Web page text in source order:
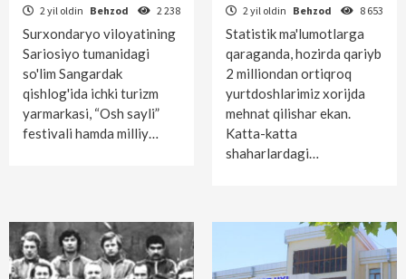
2 yil oldin Behzod 2 238
Surxondaryo viloyatining
Sariosiyo tumanidagi
so'lim Sangardak
qishlog'ida ichki turizm
yarmarkasi, “Osh sayli”
festivali hamda milliy…
2 yil oldin Behzod 8 653
Statistik ma'lumotlarga
qaraganda, hozirda qariyb
2 milliondan ortiqroq
yurtdoshlarimiz xorijda
mehnat qilishar ekan.
Katta-katta
shaharlardagi…